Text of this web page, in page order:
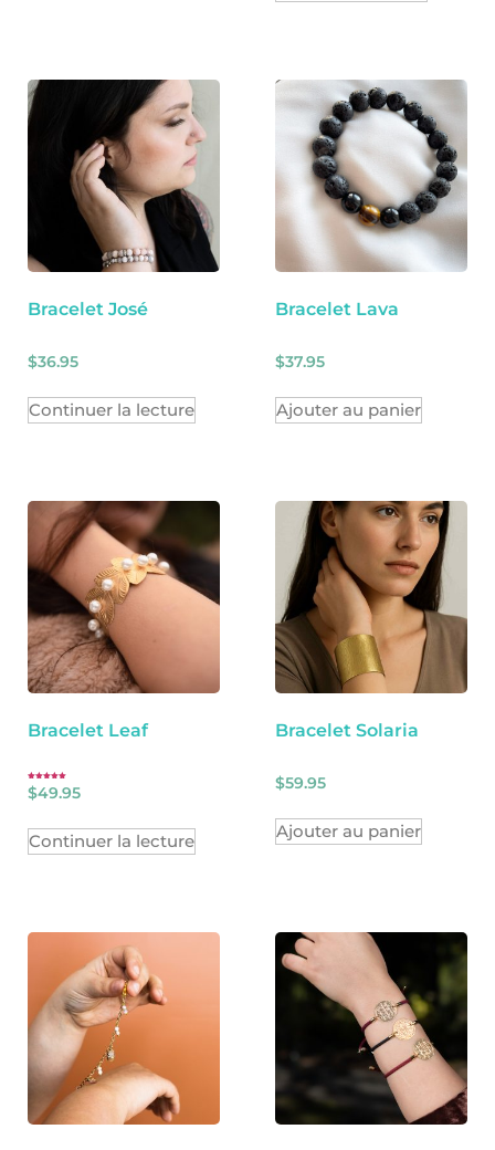
Bracelet José
$36.95
Continuer la lecture
Bracelet Lava
$37.95
Ajouter au panier
Bracelet Leaf
Note
5.00
sur 5
$49.95
Continuer la lecture
Bracelet Solaria
$59.95
Ajouter au panier